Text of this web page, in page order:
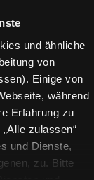
und ähnliche
von
Einige von
während
Erfahrung zu
zulassen“
und Dienste,
zu. Bitte
nicht